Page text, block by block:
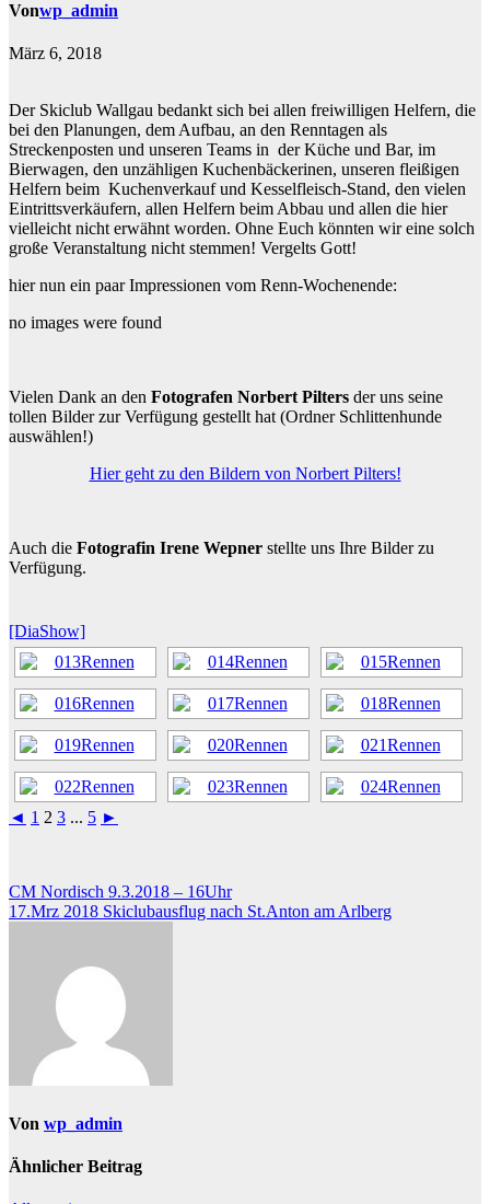
Vonwp_admin
März 6, 2018
Der Skiclub Wallgau bedankt sich bei allen freiwilligen Helfern, die
bei den Planungen, dem Aufbau, an den Renntagen als
Streckenposten und unseren Teams in der Küche und Bar, im
Bierwagen, den unzähligen Kuchenbäckerinen, unseren fleißigen
Helfern beim Kuchenverkauf und Kesselfleisch-Stand, den vielen
Eintrittsverkäufern, allen Helfern beim Abbau und allen die hier
vielleicht nicht erwähnt worden. Ohne Euch könnten wir eine solch
große Veranstaltung nicht stemmen! Vergelts Gott!
hier nun ein paar Impressionen vom Renn-Wochenende:
no images were found
Vielen Dank an den Fotografen Norbert Pilters der uns seine
tollen Bilder zur Verfügung gestellt hat (Ordner Schlittenhunde
auswählen!)
Hier geht zu den Bildern von Norbert Pilters!
Auch die Fotografin Irene Wepner stellte uns Ihre Bilder zu
Verfügung.
[DiaShow]
◄ 1 2 3 ... 5 ►
Beitragsnavigation
CM Nordisch 9.3.2018 – 16Uhr
17.Mrz 2018 Skiclubausflug nach St.Anton am Arlberg
Von wp_admin
Ähnlicher Beitrag